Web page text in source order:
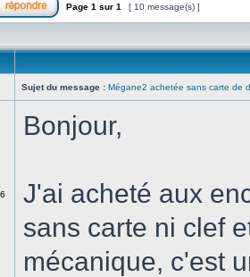
Page 1 sur 1 [ 10 message(s) ]
Sujet du message : Mégane2 achetée sans carte de
Bonjour,
J'ai acheté aux
sans carte ni clef
mécanique, c'est